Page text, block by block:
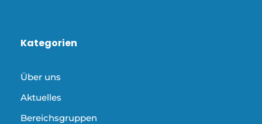
Kategorien
Über uns
Aktuelles
Bereichsgruppen